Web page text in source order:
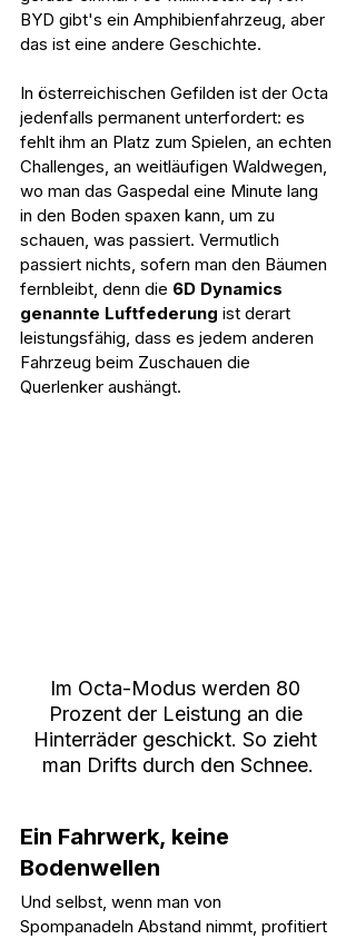
BYD gibt's ein Amphibienfahrzeug, aber
das ist eine andere Geschichte.
In österreichischen Gefilden ist der Octa
jedenfalls permanent unterfordert: es
fehlt ihm an Platz zum Spielen, an echten
Challenges, an weitläufigen Waldwegen,
wo man das Gaspedal eine Minute lang
in den Boden spaxen kann, um zu
schauen, was passiert. Vermutlich
passiert nichts, sofern man den Bäumen
fernbleibt, denn die 6D Dynamics
genannte Luftfederung ist derart
leistungsfähig, dass es jedem anderen
Fahrzeug beim Zuschauen die
Querlenker aushängt.
Im Octa-Modus werden 80
Prozent der Leistung an die
Hinterräder geschickt. So zieht
man Drifts durch den Schnee.
Ein Fahrwerk, keine
Bodenwellen
Und selbst, wenn man von
Spompanadeln Abstand nimmt, profitiert